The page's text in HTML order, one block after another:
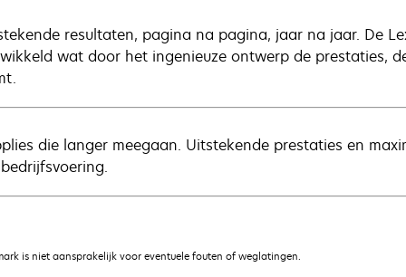
resultaten, pagina na pagina, jaar na jaar. De
wat door het ingenieuze ontwerp de prestaties,
die langer meegaan. Uitstekende prestaties en
is niet aansprakelijk voor eventuele fouten of weglatingen.